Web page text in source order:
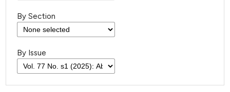
By Section
By Issue